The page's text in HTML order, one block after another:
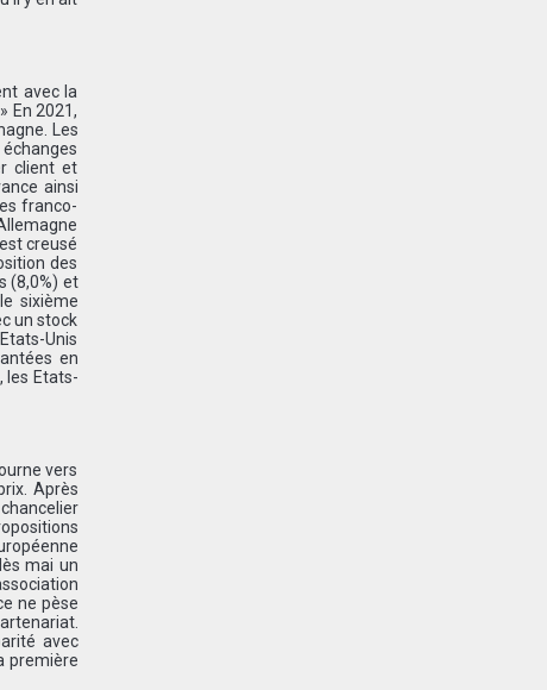
avec la
En 2021,
Les
client et
ainsi
franco-
creusé
des
(8,0%) et
sixième
un stock
Unis
en
les Etats-
vers
Après
mai un
ne pèse
avec
première